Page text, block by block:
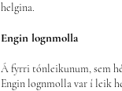
helgina.
Engin lognmolla
Á fyrri tónleikunum, sem
Engin lognmolla var í leik